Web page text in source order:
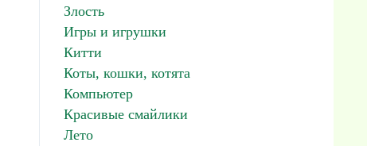
Злость
Игры и игрушки
Китти
Коты, кошки, котята
Компьютер
Красивые смайлики
Лето